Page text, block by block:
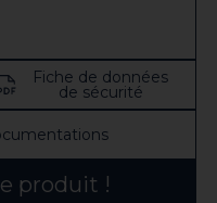
Fiche de données
de sécurité
produit !